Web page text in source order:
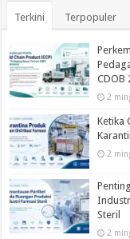
Terkini Terpopuler
CDOB
2
Ketika
2
Steril
2